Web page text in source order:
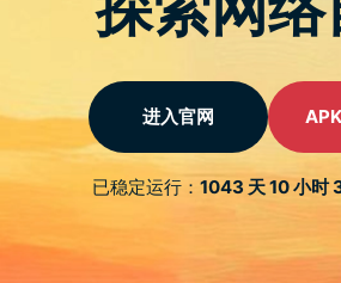
爆料者 Jon Prosser 最近又对 Pixel
时间做出预言。根据他的说法，Pixel
I/O 2022 大会上发表。考虑到目前也
会会发表 Pixel 6a 手机，因此至少可
度，不过，受限於半导体晶片缺货严
卖时间预计会拖到今年 7 月，甚至连
Pixel 7/7 Pro 的开卖时间。